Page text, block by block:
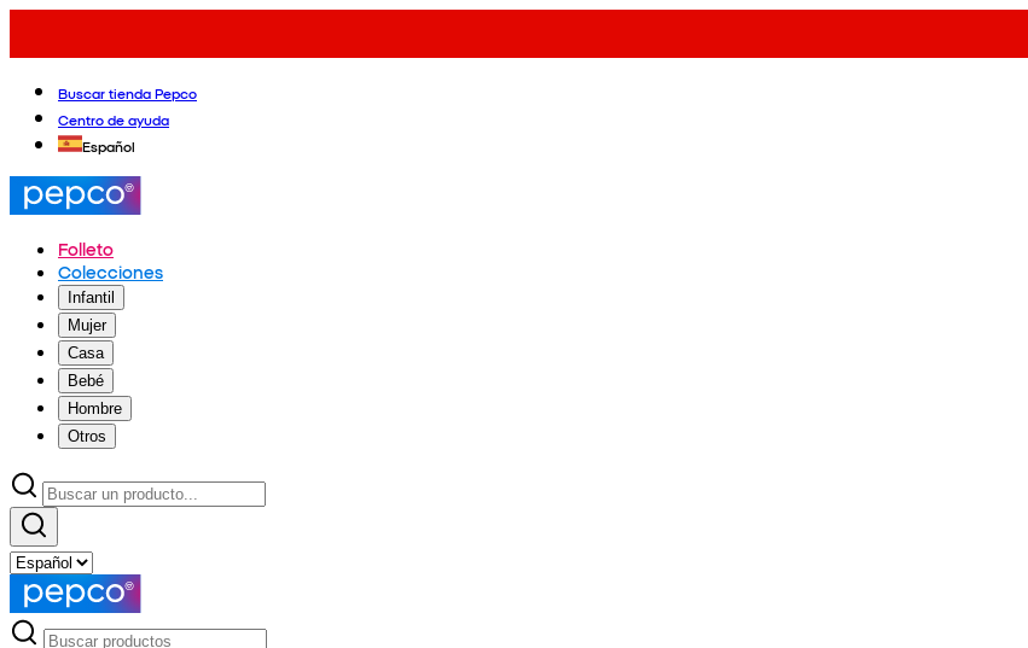
Buscar tienda Pepco
Centro de ayuda
Español
Folleto
Colecciones
Infantil
Mujer
Casa
Bebé
Hombre
Otros